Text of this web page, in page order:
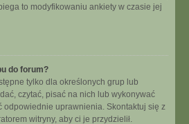
to modyfikowaniu ankiety w czasie jej
do forum?
tylko dla określonych grup lub
czytać, pisać na nich lub wykonywać
odpowiednie uprawnienia. Skontaktuj się z
witryny, aby ci je przydzielił.